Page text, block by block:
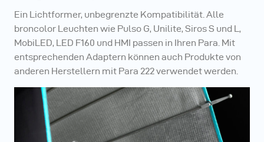
Ein Lichtformer, unbegrenzte Kompatibilität. Alle
broncolor Leuchten wie Pulso G, Unilite, Siros S und L,
MobiLED, LED F160 und HMI passen in Ihren Para. Mit
entsprechenden Adaptern können auch Produkte von
anderen Herstellern mit Para 222 verwendet werden.